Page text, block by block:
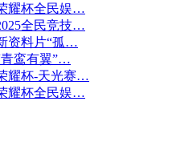
耀杯全民娱…
全民竞技…
资料片“孤…
青鸾有翼”…
耀杯-天光赛…
耀杯全民娱…